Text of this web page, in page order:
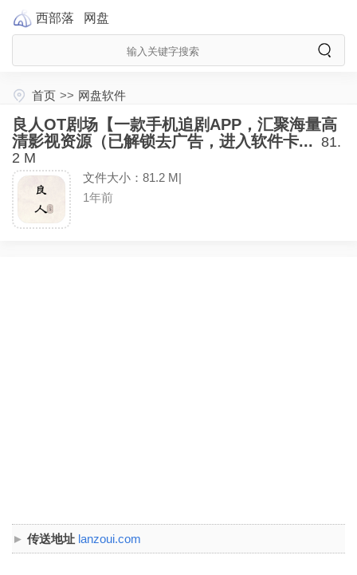
西部落 网盘
首页 >> 网盘软件
良人OT剧场【一款手机追剧APP，汇聚海量高
清影视资源（已解锁去广告，进入软件卡... 81.
2 M
文件大小：81.2 M|
1年前
传送地址 lanzoui.com